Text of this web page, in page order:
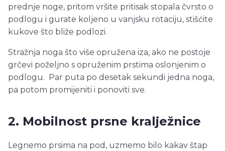
prednje noge, pritom vršite pritisak stopala čvrsto o
podlogu i gurate koljeno u vanjsku rotaciju, stišćite
kukove što bliže podlozi.
Stražnja noga što više opružena iza, ako ne postoje
grčevi poželjno s opruženim prstima oslonjenim o
podlogu. Par puta po desetak sekundi jedna noga,
pa potom promijeniti i ponoviti sve.
2. Mobilnost prsne kralježnice
Legnemo prsima na pod, uzmemo bilo kakav štap